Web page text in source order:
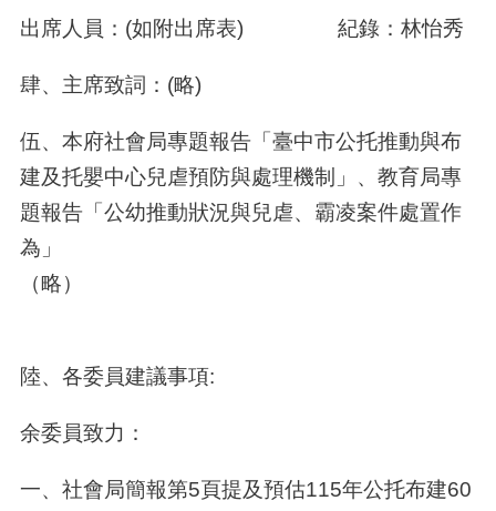
出席人員：(如附出席表) 紀錄：林怡秀
肆、主席致詞：(略)
伍、本府社會局專題報告「臺中市公托推動與布
建及托嬰中心兒虐預防與處理機制」、教育局專
題報告「公幼推動狀況與兒虐、霸凌案件處置作
為」
（略）
陸、各委員建議事項:
余委員致力：
一、社會局簡報第5頁提及預估115年公托布建60